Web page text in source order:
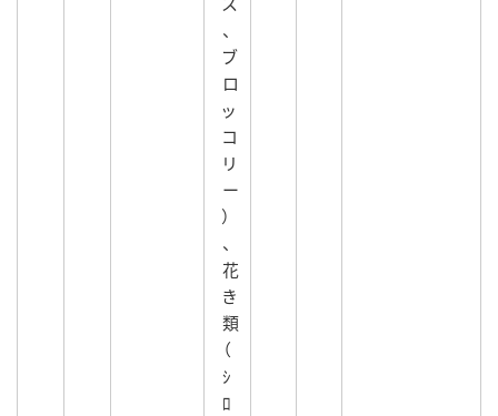
、
ブ
ロ
ッ
コ
リ
ー
）
、
花
き
類
（
ｼ
ﾛ